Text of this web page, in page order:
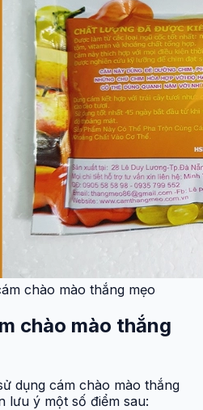
chào mào thắng mẹo
chào mào thắng
dụng cám chào mào thắng
lưu ý một số điểm sau: